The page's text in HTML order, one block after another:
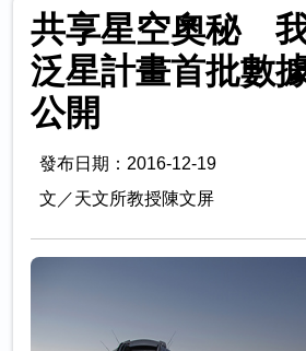
共享星空奧秘
泛星計畫首批數
公開
發布日期：2016-12-19
文／天文所教授陳文屏